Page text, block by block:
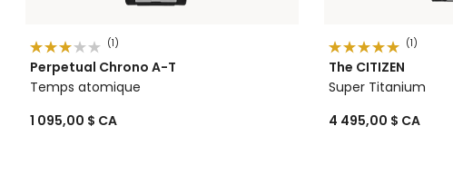
(1)
Perpetual Chrono A-T
Temps atomique
1 095,00 $ CA
(1)
The CITIZEN
Super Titanium
4 495,00 $ CA